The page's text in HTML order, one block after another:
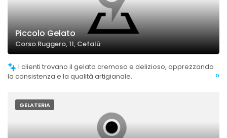
Piccolo Gelato
Corso Ruggero, 11, Cefalù
la consistenza e la qualità artigianale.
»
GELATERIA